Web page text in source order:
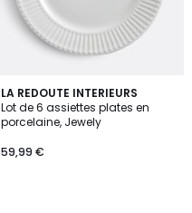
LA REDOUTE INTERIEURS
Lot de 6 assiettes plates en
porcelaine, Jewely
59,99 €
4,7
/ 5